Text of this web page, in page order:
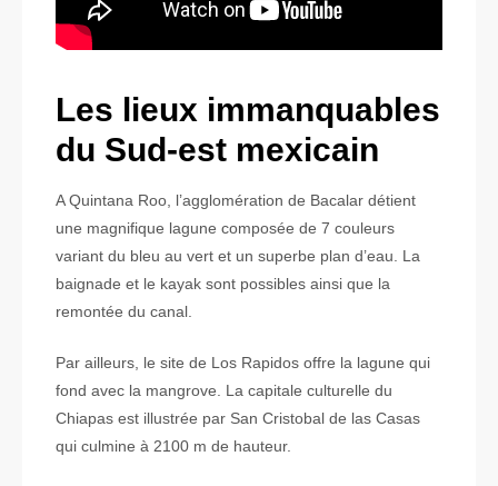
Les lieux immanquables
du Sud-est mexicain
A Quintana Roo, l’agglomération de Bacalar détient
une magnifique lagune composée de 7 couleurs
variant du bleu au vert et un superbe plan d’eau. La
baignade et le kayak sont possibles ainsi que la
remontée du canal.
Par ailleurs, le site de Los Rapidos offre la lagune qui
fond avec la mangrove. La capitale culturelle du
Chiapas est illustrée par San Cristobal de las Casas
qui culmine à 2100 m de hauteur.